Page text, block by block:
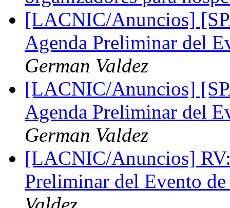
[LACNIC/Anuncios]
Agenda Preliminar del
German Valdez
[LACNIC/Anuncios]
Agenda Preliminar del
German Valdez
[LACNIC/Anuncios]
Preliminar del Evento